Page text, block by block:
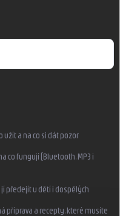
užít a na co si dát pozor
co fungují (Bluetooth, MP3 i
předejít u dětí i dospělých
příprava a recepty, které musíte